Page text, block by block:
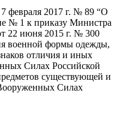
февраля 2017 г. № 89 “О
№ 1 к приказу Министра
22 июня 2015 г. № 300
военной формы одежды,
отличия и иных
Силах Российской
существующей и
Силах